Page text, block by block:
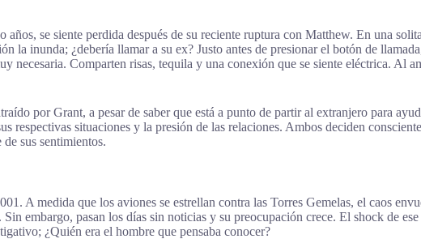
se siente perdida después de su reciente ruptura con Matthew. En una
la inunda; ¿debería llamar a su ex? Justo antes de presionar el botón de
necesaria. Comparten risas, tequila y una conexión que se siente eléctrica. Al
por Grant, a pesar de saber que está a punto de partir al extranjero para
respectivas situaciones y la presión de las relaciones. Ambos deciden
sus sentimientos.
A medida que los aviones se estrellan contra las Torres Gemelas, el caos
embargo, pasan los días sin noticias y su preocupación crece. El shock de
¿Quién era el hombre que pensaba conocer?